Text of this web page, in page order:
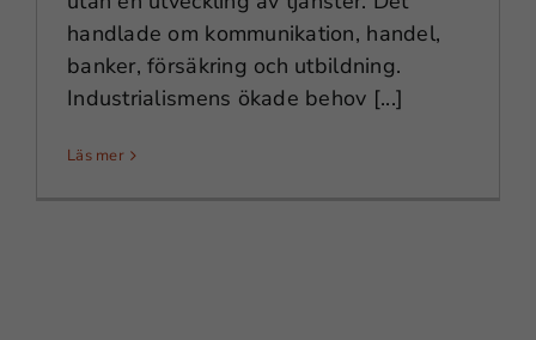
handlade om kommunikation, handel,
banker, försäkring och utbildning.
Industrialismens ökade behov [...]
Läs mer